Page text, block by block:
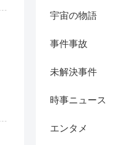
宇宙の物語
事件事故
未解決事件
時事ニュース
エンタメ